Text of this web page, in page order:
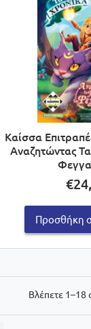
Καίσσα
Αναζητώντας
€
Προσθήκη
Βλέπετε 1–18